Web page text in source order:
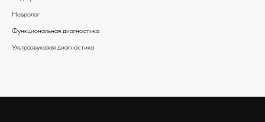
Невролог
Функциональная диагностика
Ультразвуковая диагностика